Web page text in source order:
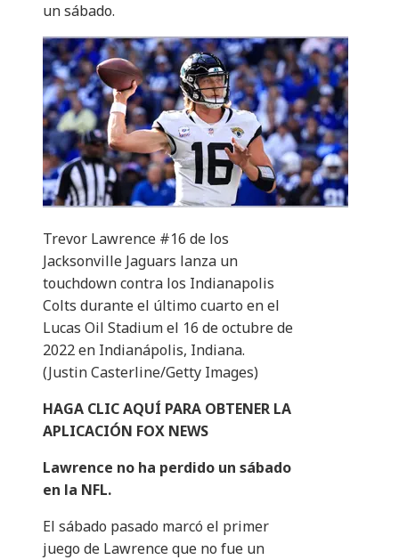
un sábado.
Trevor Lawrence #16 de los
Jacksonville Jaguars lanza un
touchdown contra los Indianapolis
Colts durante el último cuarto en el
Lucas Oil Stadium el 16 de octubre de
2022 en Indianápolis, Indiana.
(Justin Casterline/Getty Images)
HAGA CLIC AQUÍ PARA OBTENER LA
APLICACIÓN FOX NEWS
Lawrence no ha perdido un sábado
en la NFL.
El sábado pasado marcó el primer
juego de Lawrence que no fue un